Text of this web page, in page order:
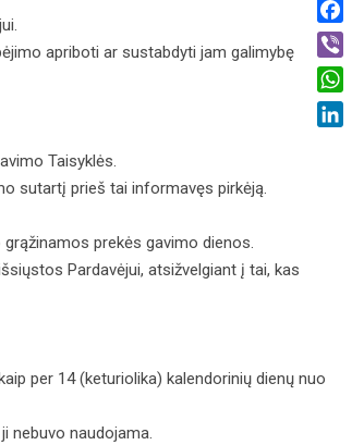
apriboti ar sustabdyti jam galimybę
Taisyklės.
sutartį prieš tai informavęs pirkėją.
prekės gavimo dienos.
Pardavėjui, atsižvelgiant į tai, kas
per 14 (keturiolika) kalendorinių dienų nuo
nebuvo naudojama.